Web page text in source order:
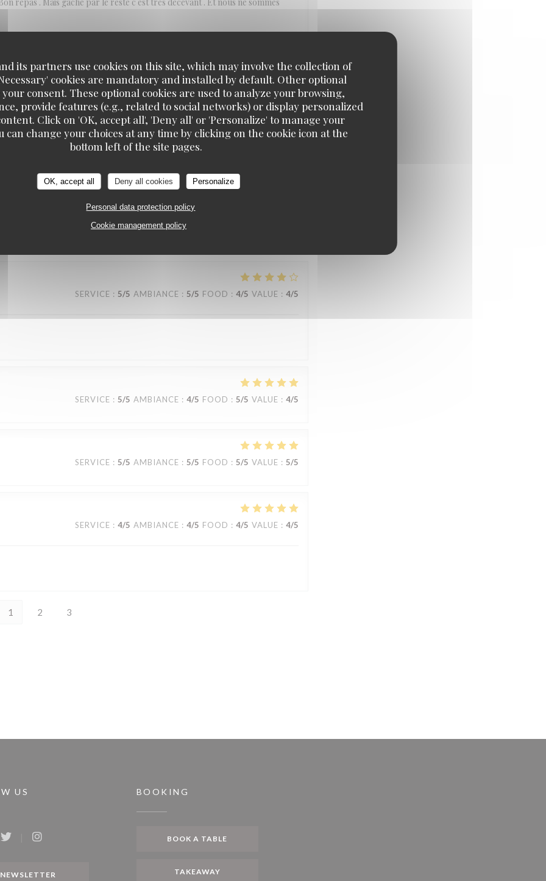
its partners use cookies on this site, which may involve the collection of
cookies are mandatory and installed by default. Other optional
consent. These optional cookies are used to analyze your browsing,
provide features (e.g., related to social networks) or display personalized
Click on 'OK, accept all', 'Deny all' or 'Personalize' to manage your
can change your choices at any time by clicking on the cookie icon at the
bottom left of the site pages.
OK, accept all Deny all cookies Personalize
Personal data protection policy
Cookie management policy
SERVICE: 5/5 AMBIANCE: 5/5 FOOD: 5/5 VALUE: 5/5
sont bien garnis ! J’y retournerai avec plaisir !
SERVICE: 5/5 AMBIANCE: 4/5 FOOD: 4
SERVICE : 5/5 AMBIANCE : 5/5 FOOD : 4/5 VALUE : 4/5
SERVICE : 5/5 AMBIANCE : 4/5 FOOD : 5/5 VALUE : 4/5
SERVICE : 5/5 AMBIANCE : 5/5 FOOD : 5/5 VALUE : 5/5
SERVICE : 4/5 AMBIANCE : 4/5 FOOD : 4/5 VALUE : 4/5
1 2 3
US
NEWSLETTER
BOOKING
BOOK A TABLE
TAKEAWAY